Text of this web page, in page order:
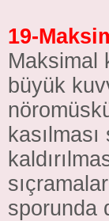
19-
Maksimal
büyük
sporunda